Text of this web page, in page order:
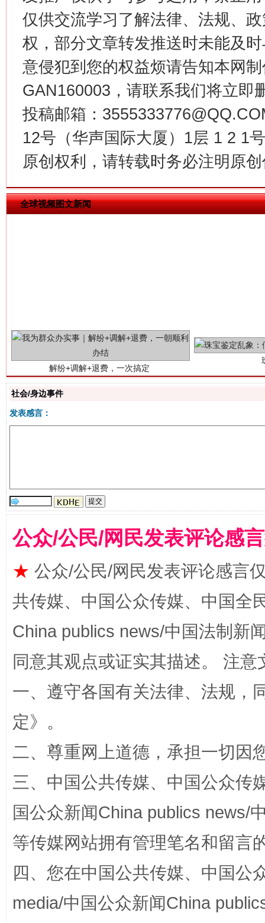
仅供交流学习了解法律、法规、
权，部分文章转发推送时未能及
意侵犯到您的权益烦请告知本网
GAN160003，请联系我们将立即
投稿邮箱：
12号（华声国际大厦）1层 1 2 1
原创权利，请转载时务必注明原
全球视频图文新闻
揭批美国五大"原罪" "炒
漫山遍野的桃花与雪山、麦地、白藏房 除
社会/身边事件
发表感言：
公众/公民/网民发表评论感
★ 公众/公民/网民发表评论感言
共传媒、中国公众传媒、中国全
China publics news/中国法制新
同意其观点或证实其描述。 注
一、遵守各国有关法律、法规，
定》。
二、尊重网上道德，承担一切因
三、中国公共传媒、中国公众传
国公众新闻China publics news/
等传媒网站拥有管理笔名和留言
四、您在中国公共传媒、中国公
media/中国公众新闻China